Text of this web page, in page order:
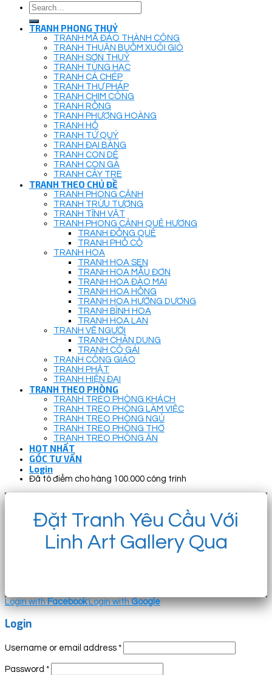
Search
for:
TRANH PHONG THUỶ
TRANH MÃ ĐÁO THÀNH CÔNG
TRANH THUẬN BUỒM XUÔI GIÓ
TRANH SƠN THUỶ
TRANH TÙNG HẠC
TRANH CÁ CHÉP
TRANH THƯ PHÁP
TRANH CHIM CÔNG
TRANH RỒNG
TRANH PHƯỢNG HOÀNG
TRANH HỔ
TRANH TỨ QUÝ
TRANH ĐẠI BÀNG
TRANH CON DÊ
TRANH CON GÀ
TRANH CÂY TRE
TRANH THEO CHỦ ĐỀ
TRANH PHONG CẢNH
TRANH TRỪU TƯỢNG
TRANH TĨNH VẬT
TRANH PHONG CẢNH QUÊ HƯƠNG
TRANH ĐỒNG QUÊ
TRANH PHỐ CỔ
TRANH HOA
TRANH HOA SEN
TRANH HOA MẪU ĐƠN
TRANH HOA ĐÀO MAI
TRANH HOA HỒNG
TRANH HOA HƯỚNG DƯƠNG
TRANH BÌNH HOA
TRANH HOA LAN
TRANH VẼ NGƯỜI
TRANH CHÂN DUNG
TRANH CÔ GÁI
TRANH CÔNG GIÁO
TRANH PHẬT
TRANH HIỆN ĐẠI
TRANH THEO PHÒNG
TRANH TREO PHÒNG KHÁCH
TRANH TREO PHÒNG LÀM VIỆC
TRANH TREO PHÒNG NGỦ
TRANH TREO PHÒNG THỜ
TRANH TREO PHÒNG ĂN
HOT NHẤT
GÓC TƯ VẤN
Login
Đã tô điểm cho hàng 100.000 công trình
Đặt Tranh Yêu Cầu Với
Linh Art Gallery Qua
Login withFacebook Login withGoogle
Login
Username or email address *
Password *